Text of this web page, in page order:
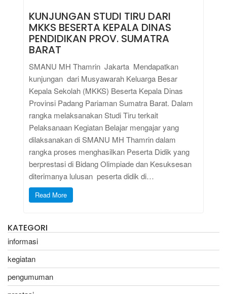
KUNJUNGAN STUDI TIRU DARI
MKKS BESERTA KEPALA DINAS
PENDIDIKAN PROV. SUMATRA
BARAT
SMANU MH Thamrin Jakarta Mendapatkan
kunjungan dari Musyawarah Keluarga Besar
Kepala Sekolah (MKKS) Beserta Kepala Dinas
Provinsi Padang Pariaman Sumatra Barat. Dalam
rangka melaksanakan Studi Tiru terkait
Pelaksanaan Kegiatan Belajar mengajar yang
dilaksanakan di SMANU MH Thamrin dalam
rangka proses menghasilkan Peserta Didik yang
berprestasi di Bidang Olimpiade dan Kesuksesan
diterimanya lulusan peserta didik di…
Read More
KATEGORI
informasi
kegiatan
pengumuman